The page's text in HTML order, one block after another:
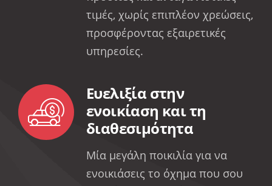
τιμές, χωρίς επιπλέον χρεώσεις,
προσφέροντας εξαιρετικές
υπηρεσίες.
Ευελιξία στην
ενοικίαση και τη
διαθεσιμότητα
Μία μεγάλη ποικιλία για να
ενοικιάσεις το όχημα που σου